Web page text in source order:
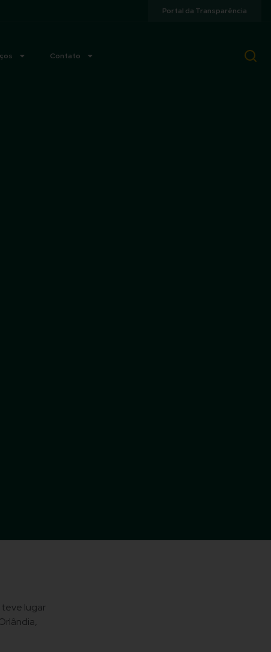
Portal da Transparência
Contato
teve lugar